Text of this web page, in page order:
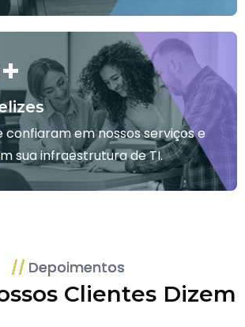
+
confiaram em nossos serviços e
sua infraestrutura de TI.
Depoimentos
Clientes Dizem